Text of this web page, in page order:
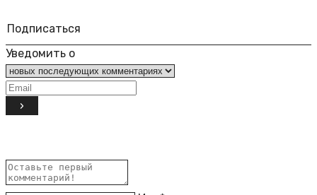
Подписаться
Уведомить о